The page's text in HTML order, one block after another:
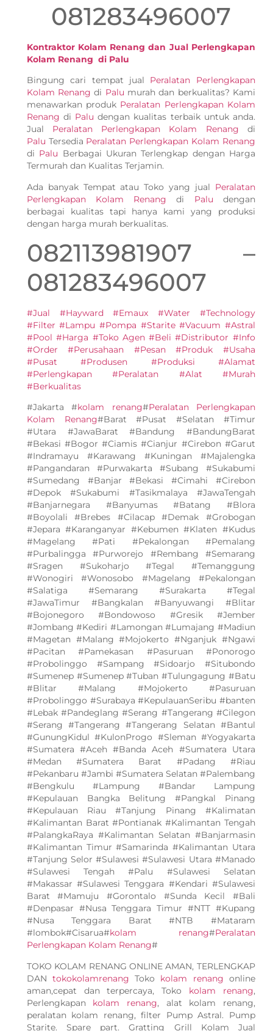
081283496007
Kontraktor Kolam Renang dan Jual Perlengkapan
Kolam Renang di Palu
Bingung cari tempat jual Peralatan Perlengkapan
Kolam Renangdi Palu murah dan berkualitas? Kami
menawarkan produk Peralatan Perlengkapan Kolam
Renang di Palu dengan kualitas terbaik untuk anda.
Jual Peralatan Perlengkapan Kolam Renang di
Palu Tersedia Peralatan Perlengkapan Kolam Renang
di Palu Berbagai Ukuran Terlengkap dengan Harga
Termurah dan Kualitas Terjamin.
Ada banyak Tempat atau Toko yang jual Peralatan
Perlengkapan Kolam Renang di Palu dengan
berbagai kualitas tapi hanya kami yang produksi
dengan harga murah berkualitas.
082113981907 –
081283496007
#Jual #Hayward #Emaux #Water #Technology
#Filter #Lampu #Pompa #Starite #Vacuum #Astral
#Pool #Harga #Toko Agen #Beli #Distributor #Info
#Order #Perusahaan #Pesan #Produk #Usaha
#Pusat #Produsen #Produksi #Alamat
#Perlengkapan #Peralatan #Alat #Murah
#Berkualitas
#Jakarta #kolam renang#Peralatan Perlengkapan
Kolam Renang#Barat #Pusat #Selatan #Timur
#Utara #JawaBarat #Bandung #BandungBarat
#Bekasi #Bogor #Ciamis #Cianjur #Cirebon #Garut
#Indramayu #Karawang #Kuningan #Majalengka
#Pangandaran #Purwakarta #Subang #Sukabumi
#Sumedang #Banjar #Bekasi #Cimahi #Cirebon
#Depok #Sukabumi #Tasikmalaya #JawaTengah
#Banjarnegara #Banyumas #Batang #Blora
#Boyolali #Brebes #Cilacap #Demak #Grobogan
#Jepara #Karanganyar #Kebumen #Klaten #Kudus
#Magelang #Pati #Pekalongan #Pemalang
#Purbalingga #Purworejo #Rembang #Semarang
#Sragen #Sukoharjo #Tegal #Temanggung
#Wonogiri #Wonosobo #Magelang #Pekalongan
#Salatiga #Semarang #Surakarta #Tegal
#JawaTimur #Bangkalan #Banyuwangi #Blitar
#Bojonegoro #Bondowoso #Gresik #Jember
#Jombang #Kediri #Lamongan #Lumajang #Madiun
#Magetan #Malang #Mojokerto #Nganjuk #Ngawi
#Pacitan #Pamekasan #Pasuruan #Ponorogo
#Probolinggo #Sampang #Sidoarjo #Situbondo
#Sumenep #Sumenep #Tuban #Tulungagung #Batu
#Blitar #Malang #Mojokerto #Pasuruan
#Probolinggo #Surabaya #KepulauanSeribu #banten
#Lebak #Pandeglang #Serang #Tangerang #Cilegon
#Serang #Tangerang #Tangerang Selatan #Bantul
#GunungKidul #KulonProgo #Sleman #Yogyakarta
#Sumatera #Aceh #Banda Aceh #Sumatera Utara
#Medan #Sumatera Barat #Padang #Riau
#Pekanbaru #Jambi #Sumatera Selatan #Palembang
#Bengkulu #Lampung #Bandar Lampung
#Kepulauan Bangka Belitung #Pangkal Pinang
#Kepulauan Riau #Tanjung Pinang #Kalimatan
#Kalimantan Barat #Pontianak #Kalimantan Tengah
#PalangkaRaya #Kalimantan Selatan #Banjarmasin
#Kalimantan Timur #Samarinda #Kalimantan Utara
#Tanjung Selor #Sulawesi #Sulawesi Utara #Manado
#Sulawesi Tengah #Palu #Sulawesi Selatan
#Makassar #Sulawesi Tenggara #Kendari #Sulawesi
Barat #Mamuju #Gorontalo #Sunda Kecil #Bali
#Denpasar #Nusa Tenggara Timur #NTT #Kupang
#Nusa Tenggara Barat #NTB #Mataram
#lombok#Cisarua#kolam renang#Peralatan
Perlengkapan Kolam Renang#
TOKO KOLAM RENANG ONLINE AMAN, TERLENGKAP
DANtokokolamrenang Toko kolam renang online
aman,cepat dan terpercaya, Toko kolam renang,
Perlengkapan kolam renang, alat kolam renang,
peralatan kolam renang, filter Pump Astral. Pump
Starite. Spare part. Gratting Grill Kolam Jual